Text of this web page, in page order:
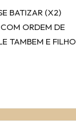
BATIZAR (X2)
ORDEM DE
TAMBEM E FILHO